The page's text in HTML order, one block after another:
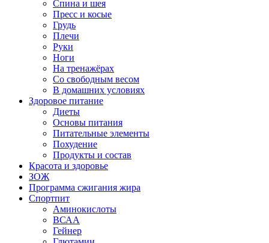
Спина и шея
Пресс и косые
Грудь
Плечи
Руки
Ноги
На тренажёрах
Со свободным весом
В домашних условиях
Здоровое питание
Диеты
Основы питания
Питательные элементы
Похудение
Продукты и состав
Красота и здоровье
ЗОЖ
Программа сжигания жира
Спортпит
Аминокислоты
ВСАА
Гейнер